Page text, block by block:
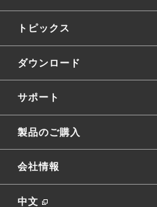
トピックス
ダウンロード
サポート
製品のご購入
会社情報
中文